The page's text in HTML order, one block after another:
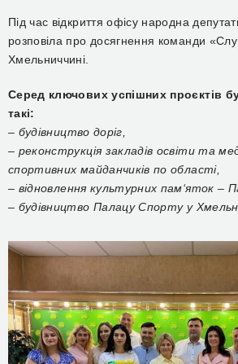
Під час відкриття офісу народна
розповіла про досягнення команди
Хмельниччині.
Серед ключових успішних проєктів
такі:
– будівництво доріг,
– реконструкція закладів освіти та
спортивних майданчиків по області,
– відновлення культурних пам‘яток –
– будівництво Палацу Спорту у